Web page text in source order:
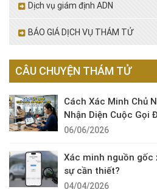
Dịch vụ giám định ADN
BÁO GIÁ DỊCH VỤ THÁM TỬ
CÂU CHUYỆN THÁM TỬ
Cách Xác Minh Chủ
Nhận Diện Cuộc Gọi
06/06/2026
Xác minh nguồn gốc
sự cần thiết?
04/04/2026